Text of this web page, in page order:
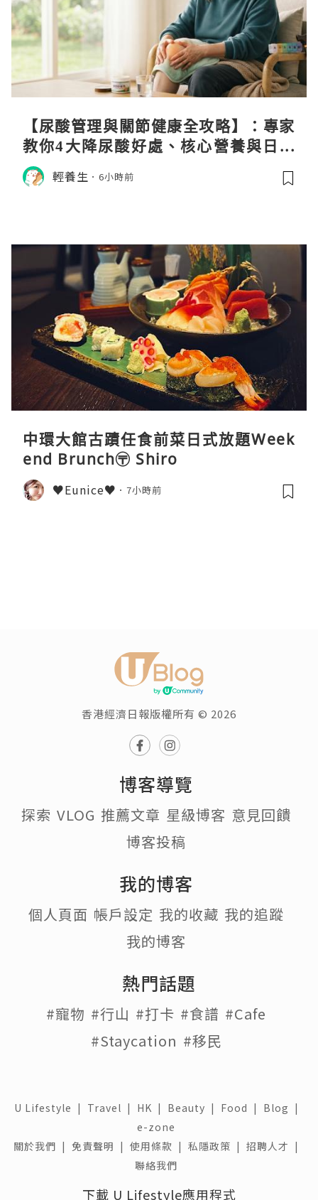
【尿酸管理與關節健康全攻略】：專家
教你4大降尿酸好處、核心營養與日常
飲食調理秘訣
輕養生 6小時前
中環大館古蹟任食前菜日式放題Week
end Brunch〶 Shiro
♥Eunice♥ 7小時前
香港經濟日報版權所有 © 2026
博客導覽
探索 VLOG 推薦文章 星級博客 意見回饋
博客投稿
我的博客
個人頁面 帳戶設定 我的收藏 我的追蹤
我的博客
熱門話題
#寵物 #行山 #打卡 #食譜 #Cafe
#Staycation #移民
U Lifestyle | Travel | HK | Beauty | Food | Blog |
e-zone
關於我們 | 免責聲明 | 使用條款 | 私隱政策 | 招聘人才 |
聯絡我們
下載 U Lifestyle應用程式